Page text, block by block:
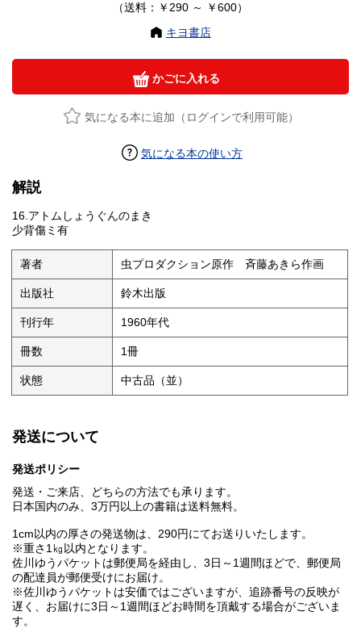
（送料：￥290 ～ ￥600）
キヨ書店
かごに入れる
気になる本に追加（ログインで利用可能）
気になる本の使い方
解説
16.アトムしょうぐんのまき
少背傷ミ有
著者 虫プロダクション原作 斉藤あきら作画
出版社 鈴木出版
刊行年 1960年代
冊数 1冊
状態 中古品（並）
発送について
発送ポリシー
発送・ご来店、どちらの方法でも承ります。
日本国内のみ、3万円以上の書籍は送料無料。
1cm以内の厚さの発送物は、290円にてお送りいたします。
※重さ1㎏以内となります。
佐川ゆうパケットは郵便局を経由し、3日～1週間ほどで、郵便局
の配達員が郵便受けにお届け。
※佐川ゆうパケットは安価ではございますが、追跡番号の反映が
遅く、お届けに3日～1週間ほどお時間を頂戴する場合がございま
す。